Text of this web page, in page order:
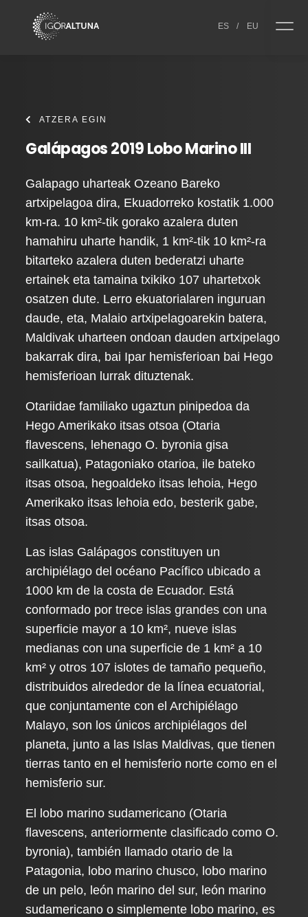
ES / EU
ATZERA EGIN
Galápagos 2019 Lobo Marino III
Galapago uharteak Ozeano Bareko
artxipelagoa dira, Ekuadorreko kostatik 1.000
km-ra. 10 km²-tik gorako azalera duten
hamahiru uharte handik, 1 km²-tik 10 km²-ra
bitarteko azalera duten bederatzi uharte
ertainek eta tamaina txikiko 107 uhartetxok
osatzen dute. Lerro ekuatorialaren inguruan
daude, eta, Malaio artxipelagoarekin batera,
Maldivak uharteen ondoan dauden artxipelago
bakarrak dira, bai Ipar hemisferioan bai Hego
hemisferioan lurrak dituztenak.
Otariidae familiako ugaztun pinipedoa da
Hego Amerikako itsas otsoa (Otaria
flavescens, lehenago O. byronia gisa
sailkatua), Patagoniako otarioa, ile bateko
itsas otsoa, hegoaldeko itsas lehoia, Hego
Amerikako itsas lehoia edo, besterik gabe,
itsas otsoa.
Las islas Galápagos constituyen un
archipiélago del océano Pacífico ubicado a
1000 km de la costa de Ecuador. Está
conformado por trece islas grandes con una
superficie mayor a 10 km², nueve islas
medianas con una superficie de 1 km² a 10
km² y otros 107 islotes de tamaño pequeño,
distribuidos alrededor de la línea ecuatorial,
que conjuntamente con el Archipiélago
Malayo, son los únicos archipiélagos del
planeta, junto a las Islas Maldivas, que tienen
tierras tanto en el hemisferio norte como en el
hemisferio sur.
El lobo marino sudamericano (Otaria
flavescens, anteriormente clasificado como O.
byronia), también llamado otario de la
Patagonia, lobo marino chusco, lobo marino
de un pelo, león marino del sur, león marino
sudamericano o simplemente lobo marino, es